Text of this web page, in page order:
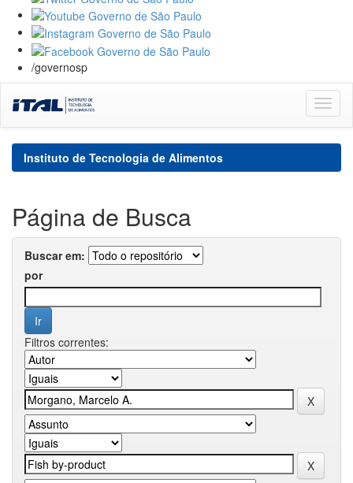
/governosp
navigation
Instituto de Tecnologia de Alimentos
Página de Busca
Buscar em:
por
Filtros correntes: